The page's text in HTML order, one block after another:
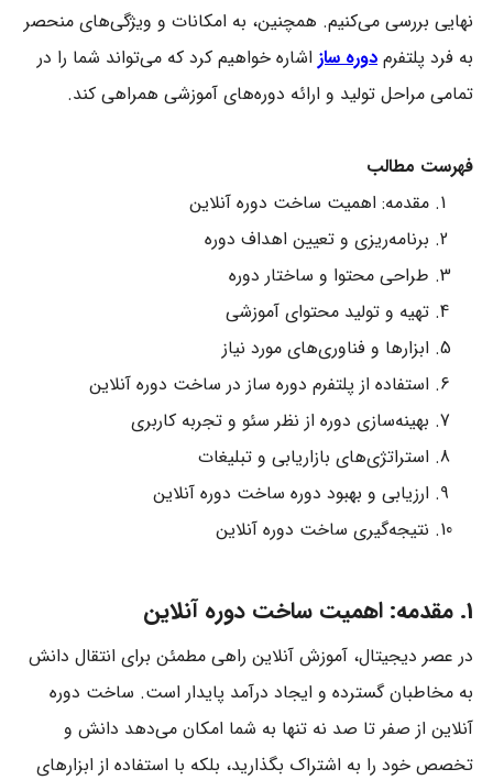
نهایی بررسی می‌کنیم. همچنین، به امکانات و ویژگی‌های منحصر
به فرد پلتفرم دوره ساز اشاره خواهیم کرد که می‌تواند شما را در
تمامی مراحل تولید و ارائه دوره‌های آموزشی همراهی کند.
فهرست مطالب
مقدمه: اهمیت ساخت دوره آنلاین
برنامه‌ریزی و تعیین اهداف دوره
طراحی محتوا و ساختار دوره
تهیه و تولید محتوای آموزشی
ابزارها و فناوری‌های مورد نیاز
استفاده از پلتفرم دوره ساز در ساخت دوره آنلاین
بهینه‌سازی دوره از نظر سئو و تجربه کاربری
استراتژی‌های بازاریابی و تبلیغات
ارزیابی و بهبود دوره ساخت دوره آنلاین
نتیجه‌گیری ساخت دوره آنلاین
1. مقدمه: اهمیت ساخت دوره آنلاین
در عصر دیجیتال، آموزش آنلاین راهی مطمئن برای انتقال دانش
به مخاطبان گسترده و ایجاد درآمد پایدار است. ساخت دوره
آنلاین از صفر تا صد نه تنها به شما امکان می‌دهد دانش و
تخصص خود را به اشتراک بگذارید، بلکه با استفاده از ابزارهای